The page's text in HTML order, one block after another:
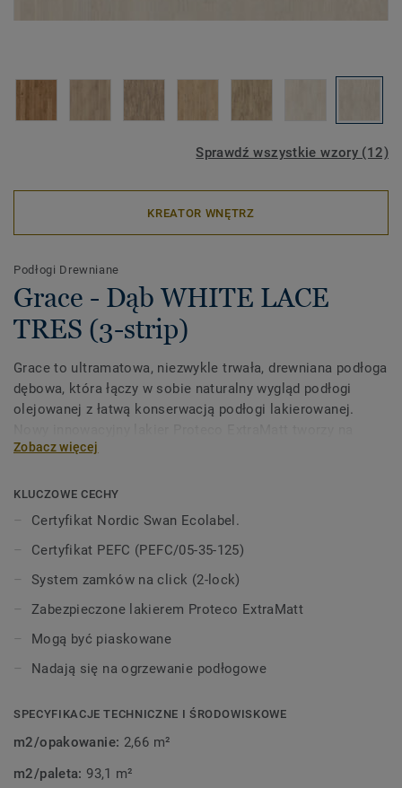
Sprawdź wszystkie wzory (12)
KREATOR WNĘTRZ
Podłogi Drewniane
Grace - Dąb WHITE LACE
TRES (3-strip)
Grace to ultramatowa, niezwykle trwała, drewniana podłoga
dębowa, która łączy w sobie naturalny wygląd podłogi
olejowanej z łatwą konserwacją podłogi lakierowanej.
deskach powierzchnię, która wygląda matowo i jest gładka
charakteryzują się świetną odpornością na plamy, znoszą
codzienne użytkowanie i pięknie się starzeją bez
skomplikowanych metod czyszczenia. Kolekcja Grace
posiada certyfikat Nordic Swan Ecolabel.
Zobacz więcej
KLUCZOWE CECHY
Certyfikat Nordic Swan Ecolabel.
Certyfikat PEFC (PEFC/05-35-125)
System zamków na click (2-lock)
Zabezpieczone lakierem Proteco ExtraMatt
Mogą być piaskowane
Nadają się na ogrzewanie podłogowe
SPECYFIKACJE TECHNICZNE I ŚRODOWISKOWE
m2/opakowanie: 2,66 m²
m2/paleta: 93,1 m²